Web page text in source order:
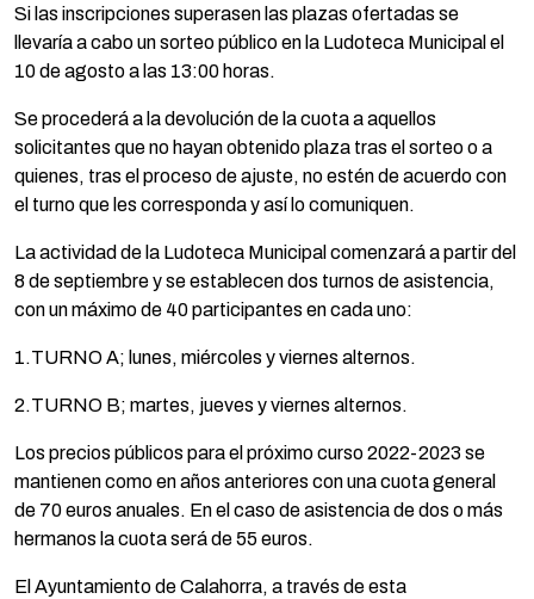
Si las inscripciones superasen las plazas ofertadas se
llevaría a cabo un sorteo público en la Ludoteca Municipal el
10 de agosto a las 13:00 horas.
Se procederá a la devolución de la cuota a aquellos
solicitantes que no hayan obtenido plaza tras el sorteo o a
quienes, tras el proceso de ajuste, no estén de acuerdo con
el turno que les corresponda y así lo comuniquen.
La actividad de la Ludoteca Municipal comenzará a partir del
8 de septiembre y se establecen dos turnos de asistencia,
con un máximo de 40 participantes en cada uno:
1.TURNO A; lunes, miércoles y viernes alternos.
2.TURNO B; martes, jueves y viernes alternos.
Los precios públicos para el próximo curso 2022-2023 se
mantienen como en años anteriores con una cuota general
de 70 euros anuales. En el caso de asistencia de dos o más
hermanos la cuota será de 55 euros.
El Ayuntamiento de Calahorra, a través de esta